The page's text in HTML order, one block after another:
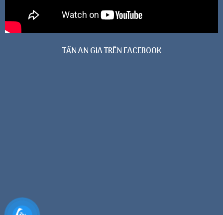
TẤN AN GIA TRÊN FACEBOOK